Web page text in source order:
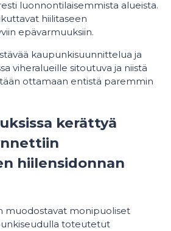
luonnontilaisemmista alueista.
hiilitaseen
epävarmuuksiin.
kaupunkisuunnittelua ja
viheralueille sitoutuva ja niistä
ottamaan entistä paremmin
kerättyä
hiilensidonnan
muodostavat monipuoliset
toteutetut